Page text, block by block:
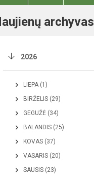
archyvas
2026
LIEPA (1)
BIRŽELIS (29)
GEGUŽĖ (34)
BALANDIS (25)
KOVAS (37)
VASARIS (20)
SAUSIS (23)